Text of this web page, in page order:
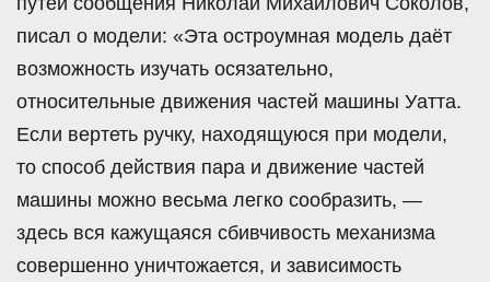
писал о модели: «Эта остроумная модель даёт
возможность изучать осязательно,
относительные движения частей машины Уатта.
Если вертеть ручку, находящуюся при модели,
то способ действия пара и движение частей
машины можно весьма легко сообразить, —
здесь вся кажущаяся сбивчивость механизма
совершенно уничтожается, и зависимость